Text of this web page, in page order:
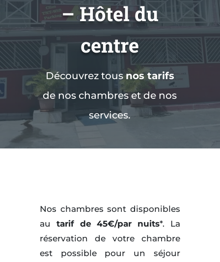
– Hôtel du
centre
Découvrez tousnos tarifs
de nos chambres et de nos
services.
Nos chambres sont disponibles
au tarif de 45€/par nuits*. La
réservation de votre chambre
est possible pour un séjour